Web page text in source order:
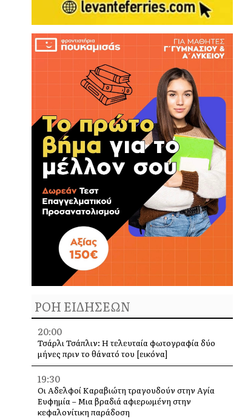
ΡΟΗ ΕΙΔΗΣΕΩΝ
20:00
Τσάρλι Τσάπλιν: Η τελευταία φωτογραφία δύο
μήνες πριν το θάνατό του [εικόνα]
19:30
Οι Αδελφοί Καραβιώτη τραγουδούν στην Αγία
Ευφημία – Μια βραδιά αφιερωμένη στην
κεφαλονίτικη παράδοση